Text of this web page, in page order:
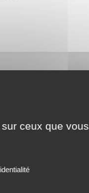
ceux que vous